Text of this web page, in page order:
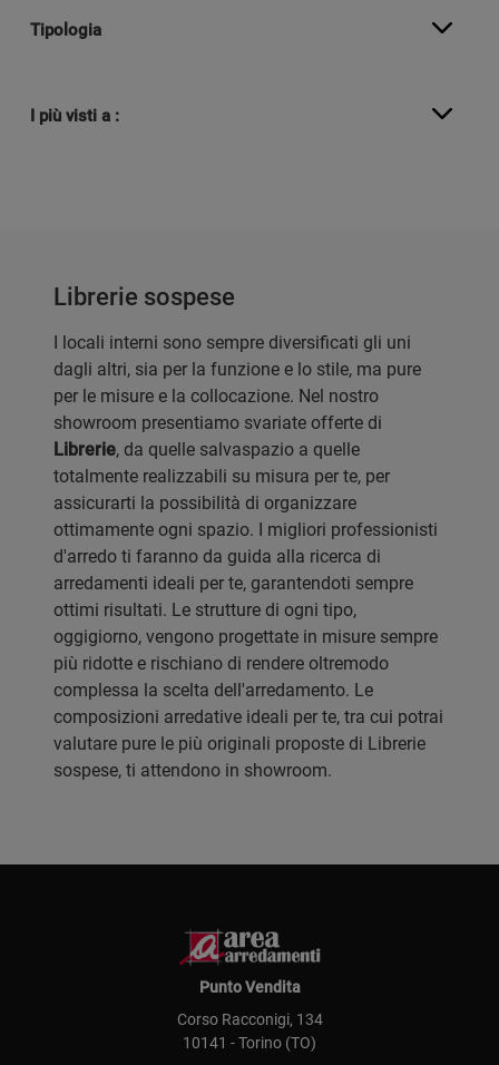
Tipologia
I più visti a :
Librerie sospese
I locali interni sono sempre diversificati gli uni
dagli altri, sia per la funzione e lo stile, ma pure
per le misure e la collocazione. Nel nostro
showroom presentiamo svariate offerte di
Librerie, da quelle salvaspazio a quelle
totalmente realizzabili su misura per te, per
assicurarti la possibilità di organizzare
ottimamente ogni spazio. I migliori professionisti
d'arredo ti faranno da guida alla ricerca di
arredamenti ideali per te, garantendoti sempre
ottimi risultati. Le strutture di ogni tipo,
oggigiorno, vengono progettate in misure sempre
più ridotte e rischiano di rendere oltremodo
complessa la scelta dell'arredamento. Le
composizioni arredative ideali per te, tra cui potrai
valutare pure le più originali proposte di Librerie
sospese, ti attendono in showroom.
Punto Vendita
Corso Racconigi, 134
10141 - Torino (TO)